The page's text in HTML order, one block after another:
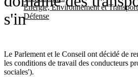
Energie, Environnement et Transport
Défense
s'in
Le Parlement et le Conseil ont décidé de
les conditions de travail des conducteurs
sociales').